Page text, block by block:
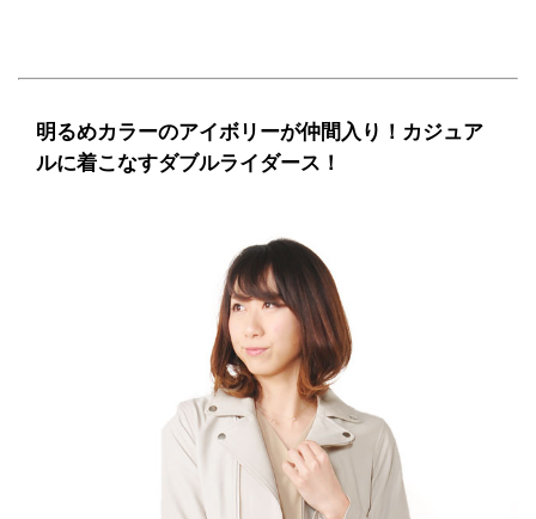
明るめカラーのアイボリーが仲間入り！カジュア
ルに着こなすダブルライダース！